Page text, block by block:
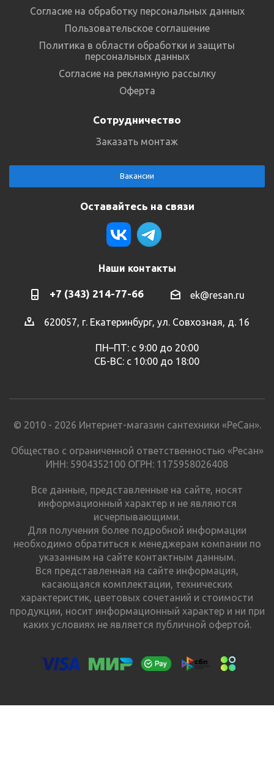
Согласие на обработку персональных данных
Пользовательское соглашение
Политика в области обработки и защиты
персональных данных
Согласие на рекламную рассылку
Оферта
Сотрудничество
Заказать монтаж
Вакансии
Оставайтесь на связи
Наши контакты
+7 (343) 214-77-66 ek@resan.ru
620057, г. Екатеринбург, ул. Совхозная, д. 16
ПН–ПТ: с 9:00 до 20:00
СБ-ВС: с 10:00 до 18:00
© 2010 - 2026 Интернет-магазин сантехники «РеСан».
Общество с ограниченной ответственностью «Ресан»
ИНН: 5904352100 ОГРН: 1175958026408
Все данные, представленные на сайте, носят
информационный характер и не являются
исчерпывающими.
Для получения более подробной информации
необходимо обратиться к менеджерам компании по
указанным на сайте контактным данным.
Вся представленная на сайте информация,
касающаяся комплектации, технических
характеристик, цветовых сочетаний и стоимости
продукции, носит информационный характер и ни при
каких условиях не является публичной офертой.